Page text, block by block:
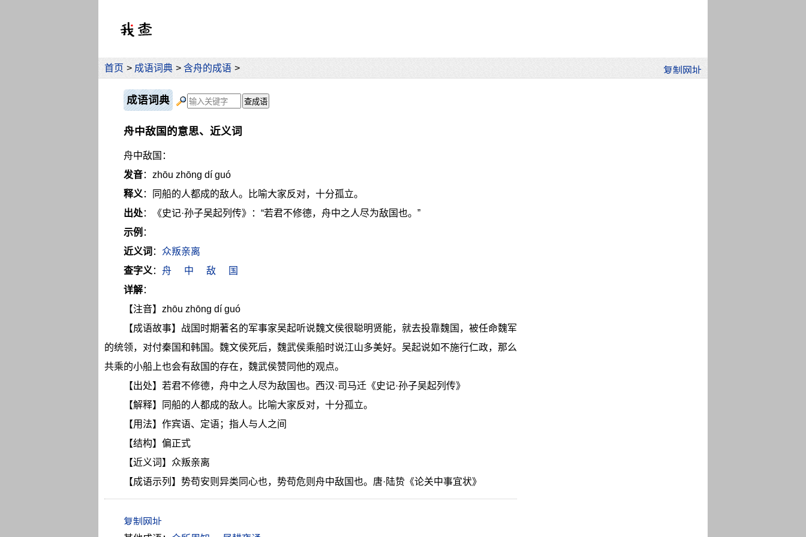
首页 > 成语词典 > 含舟的成语 >
成语词典
舟中敌国的意思、近义词
舟中敌国：
发音：zhōu zhōng dí guó
释义：同船的人都成的敌人。比喻大家反对，十分孤立。
出处：《史记·孙子吴起列传》：“若君不修德，舟中之人尽为敌国也。”
示例 ：
近义词 ： 众叛亲离
查字义： 舟 中 敌
国
详解：
【注音】zhōu zhōng dí guó
【成语故事】战国时期著名的军事家吴起听说魏文侯很聪明贤能，就去投靠魏国，被任命魏军
的统领，对付秦国和韩国。魏文侯死后，魏武侯乘船时说江山多美好。吴起说如不施行仁政，那么
共乘的小船上也会有敌国的存在，魏武侯赞同他的观点。
【出处】若君不修德，舟中之人尽为敌国也。西汉·司马迁《史记·孙子吴起列传》
【解释】同船的人都成的敌人。比喻大家反对，十分孤立。
【用法】作宾语、定语；指人与人之间
【结构】偏正式
【近义词】众叛亲离
【成语示列】势苟安则异类同心也，势苟危则舟中敌国也。唐·陆贽《论关中事宜状》